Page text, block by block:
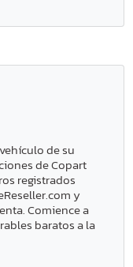
de su
de Copart
registrados
y
Comience a
baratos a la